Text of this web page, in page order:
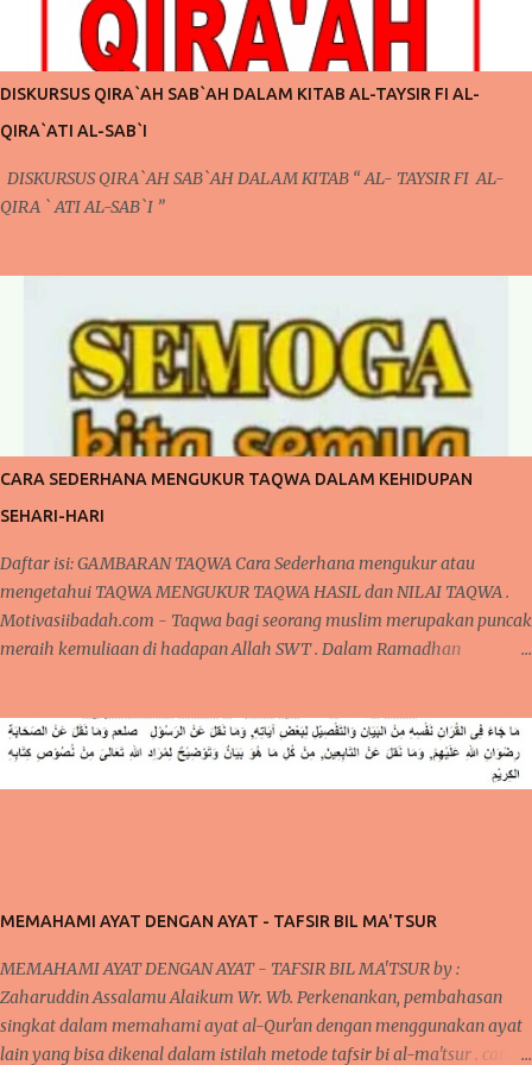
pada pertemuan kali ini. Pada pertemuan sebelumnya, mengontrol
pola pikir yang harus dilakukan setiap saat karena ada niat ingin
berubah, niat ingin berubah menjadi lebih baik inilah yang akan kita
bicarakan kali ini. Poin Kedua ; Taubat dan Konsisten (Po...
DISKURSUS QIRA`AH SAB`AH DALAM KITAB AL-TAYSIR FI AL-
QIRA`ATI AL-SAB`I
DISKURSUS QIRA`AH SAB`AH DALAM KITAB “ AL- TAYSIR FI AL-
QIRA ` ATI AL-SAB`I ”
CARA SEDERHANA MENGUKUR TAQWA DALAM KEHIDUPAN
SEHARI-HARI
Daftar isi: GAMBARAN TAQWA Cara Sederhana mengukur atau
mengetahui TAQWA MENGUKUR TAQWA HASIL dan NILAI TAQWA .
Motivasiibadah.com - Taqwa bagi seorang muslim merupakan puncak
meraih kemuliaan di hadapan Allah SWT . Dalam Ramadhan
beribadah kepada Allah. Satu hal yang menjadi peringkat tertinggi
pencapaian hamba Allah adalah TAQWA. CARA SEDERHANA
MENGUKUR TAQWA DALAM KEHIDUPAN SEHARI-HARI Apakah
katakan sudah bertaqwa ? Dalam kehidupan sehari-hari, ada banyak
momen yang bisa diperhatikan saat sedang beraktifitas. Baik dalam
hal ibadah wajib, sunat, pekerjaan, rutinitas lainnya seperti urusa...
MEMAHAMI AYAT DENGAN AYAT - TAFSIR BIL MA'TSUR
MEMAHAMI AYAT DENGAN AYAT - TAFSIR BIL MA'TSUR by :
Zaharuddin Assalamu Alaikum Wr. Wb. Perkenankan, pembahasan
singkat dalam memahami ayat al-Qur'an dengan menggunakan ayat
lain yang bisa dikenal dalam istilah metode tafsir bi al-ma'tsur . cara